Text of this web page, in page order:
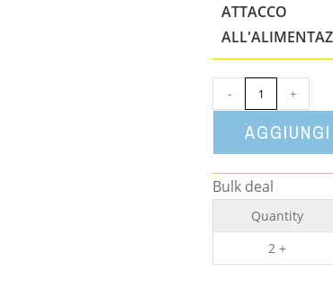
ATTACCO
- +
Bulk deal
Quantity
2 +